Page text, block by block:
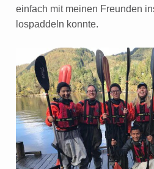
einfach mit meinen Freunden
lospaddeln konnte.